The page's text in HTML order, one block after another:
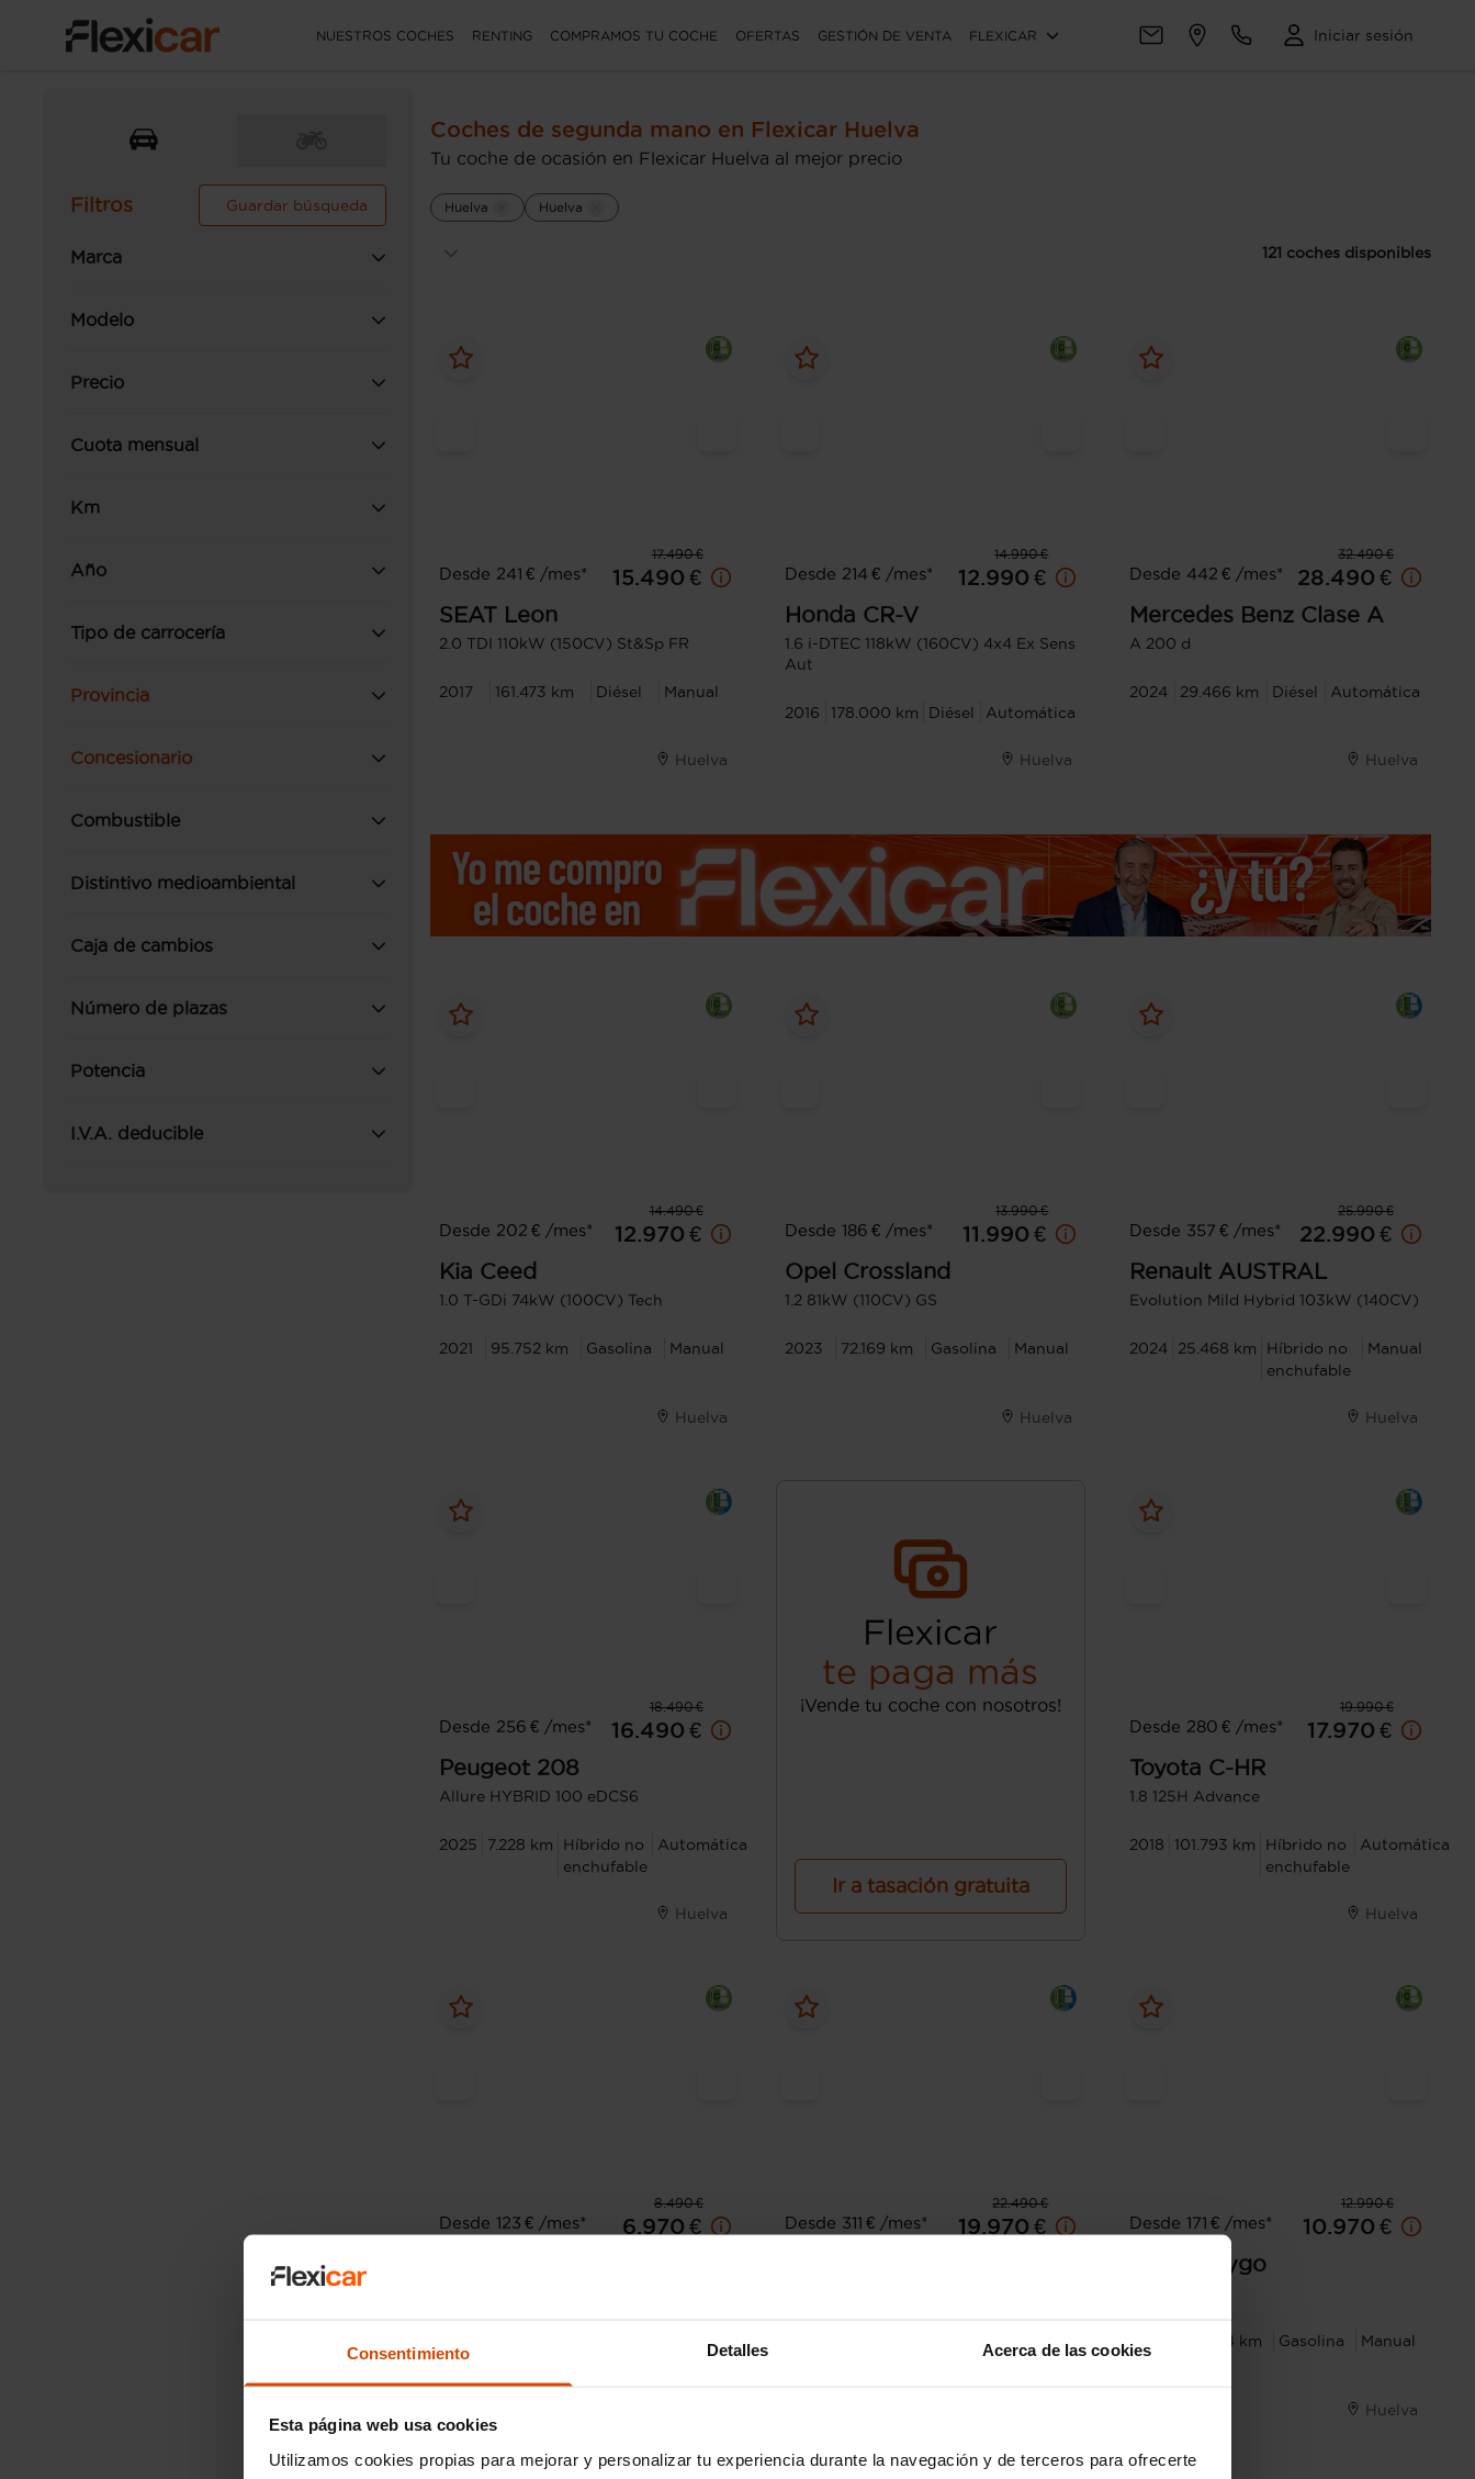
Consentimiento Detalles Acerca de las cookies
Esta página web usa cookies
Utilizamos cookies propias para mejorar y personalizar tu experiencia durante la navegación y de terceros para ofrecerte
NUESTROS COCHES RENTING COMPRAMOS TU COCHE OFERTAS GESTIÓN DE VENTA FLEXICAR Iniciar sesión
Filtros Guardar búsqueda
Marca
Modelo
Precio
Cuota mensual
Km
Año
Tipo de carrocería
Provincia
Concesionario
Combustible
Distintivo medioambiental
Caja de cambios
Número de plazas
Potencia
I.V.A. deducible
Coches de segunda mano en Flexicar Huelva
Tu coche de ocasión en Flexicar Huelva al mejor precio
Huelva Huelva
121 coches disponibles
17.490 €
Desde 241 € /mes*
15.490 €
SEAT Leon
2.0 TDI 110kW (150CV) St&Sp FR
2017 161.473 km Diésel Manual
Huelva
14.990 €
Desde 214 € /mes*
12.990 €
Honda CR-V
1.6 i-DTEC 118kW (160CV) 4x4 Ex Sens
Aut
2016 178.000 km Diésel Automática
Huelva
32.490 €
Desde 442 € /mes*
28.490 €
Mercedes Benz Clase A
A 200 d
2024 29.466 km Diésel Automática
Huelva
14.490 €
Desde 202 € /mes*
12.970 €
Kia Ceed
1.0 T-GDi 74kW (100CV) Tech
2021 95.752 km Gasolina Manual
Huelva
13.990 €
Desde 186 € /mes*
11.990 €
Opel Crossland
1.2 81kW (110CV) GS
2023 72.169 km Gasolina Manual
Huelva
25.990 €
Desde 357 € /mes*
22.990 €
Renault AUSTRAL
Evolution Mild Hybrid 103kW (140CV)
2024 25.468 km
Híbrido no
enchufable
Manual
Huelva
18.490 €
Desde 256 € /mes*
16.490 €
Peugeot 208
Allure HYBRID 100 eDCS6
2025 7.228 km
Híbrido no
enchufable
Automática
Huelva
Flexicar
te paga más
¡Vende tu coche con nosotros!
Ir a tasación gratuita
19.990 €
Desde 280 € /mes*
17.970 €
Toyota C-HR
1.8 125H Advance
2018 101.793 km
Híbrido no
enchufable
Automática
Huelva
8.490 €
Desde 123 € /mes*
6.970 €
2016 Manual
22.490 €
Desde 311 € /mes*
19.970 €
Híbrido no
Automática
12.990 €
Desde 171 € /mes*
10.970 €
Aygo
2022 73.944 km Gasolina Manual
Huelva